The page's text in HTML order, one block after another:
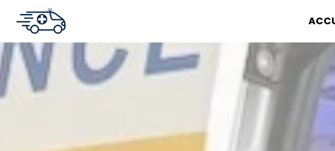
Panneau de gestion des cookies